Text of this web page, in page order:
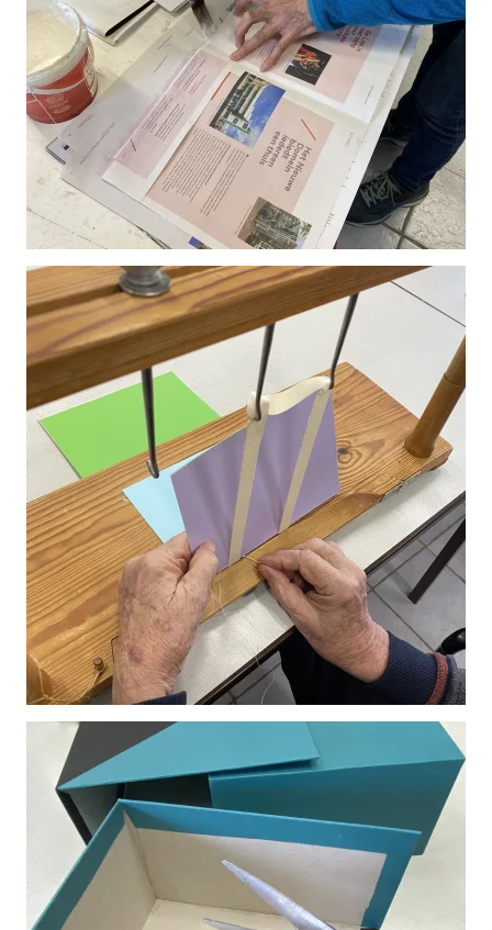
Vergroot
Vergroot